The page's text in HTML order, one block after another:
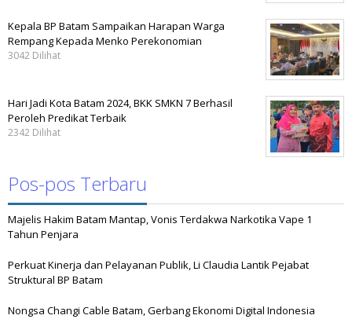
Kepala BP Batam Sampaikan Harapan Warga
Rempang Kepada Menko Perekonomian
3042 Dilihat
Hari Jadi Kota Batam 2024, BKK SMKN 7 Berhasil
Peroleh Predikat Terbaik
2342 Dilihat
Pos-pos Terbaru
Majelis Hakim Batam Mantap, Vonis Terdakwa Narkotika Vape 1
Tahun Penjara
Perkuat Kinerja dan Pelayanan Publik, Li Claudia Lantik Pejabat
Struktural BP Batam
Nongsa Changi Cable Batam, Gerbang Ekonomi Digital Indonesia